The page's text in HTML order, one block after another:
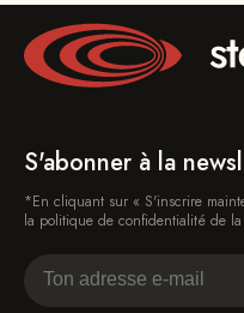
S'abonner à la
*En cliquant sur « S'inscrire
la politique de confidentialité de